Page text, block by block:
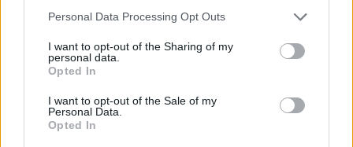
Personal Data Processing Opt Outs
I want to opt-out of the Sharing of my
personal data.
Opted In
I want to opt-out of the Sale of my
Personal Data.
Opted In